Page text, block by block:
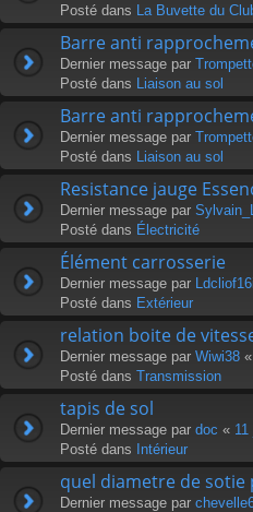
Posté dans
La Buvette du
Barre anti
Dernier message par
Posté dans
Liaison au sol
Barre anti
Dernier message par
Posté dans
Liaison au sol
Resistance jauge
Dernier message par Sylvain_L
Posté dans Électricité
Élément carrosserie
Dernier message par
Posté dans Extérieur
relation boite de
Dernier message par Wiwi38 «
Posté dans Transmission
tapis de sol
Dernier message par doc «
Posté dans
Intérieur
quel diametre de
Dernier message par